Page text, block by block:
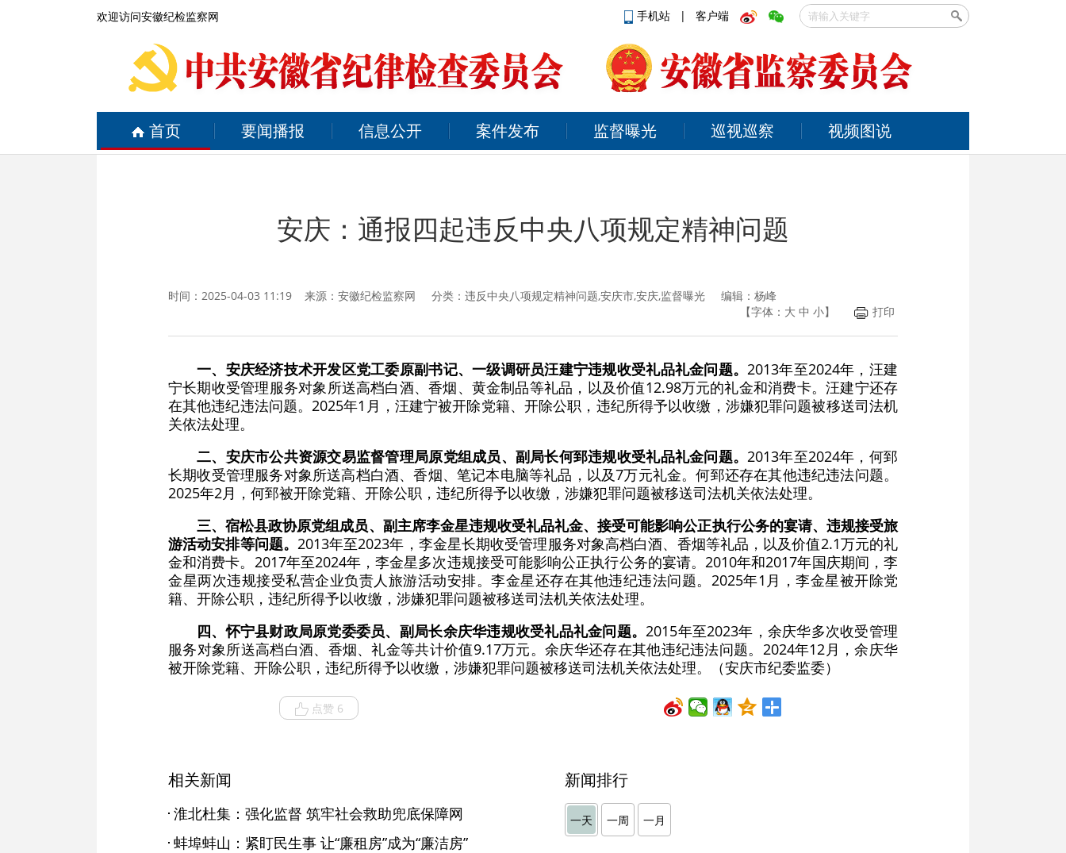
欢迎访问安徽纪检监察网 手机站 | 客户端
首页 要闻播报 信息公开 案件发布 监督曝光 巡视巡察 视频图说
安庆：通报四起违反中央八项规定精神问题
时间：2025-04-03 11:19 来源： 安徽纪检监察网 分类：违反中央八项规定精神问题,安庆市,安庆,监督曝光 编辑：杨峰
【字体： 大 中 小】 打印
一、安庆经济技术开发区党工委原副书记、一级调研员汪建宁违规收受礼品礼金问题。2013年至2024年，汪建
宁长期收受管理服务对象所送高档白酒、香烟、黄金制品等礼品，以及价值12.98万元的礼金和消费卡。汪建宁还存
在其他违纪违法问题。2025年1月，汪建宁被开除党籍、开除公职，违纪所得予以收缴，涉嫌犯罪问题被移送司法机
关依法处理。
二、安庆市公共资源交易监督管理局原党组成员、副局长何郅违规收受礼品礼金问题。2013年至2024年，何郅
长期收受管理服务对象所送高档白酒、香烟、笔记本电脑等礼品，以及7万元礼金。何郅还存在其他违纪违法问题。
2025年2月，何郅被开除党籍、开除公职，违纪所得予以收缴，涉嫌犯罪问题被移送司法机关依法处理。
三、宿松县政协原党组成员、副主席李金星违规收受礼品礼金、接受可能影响公正执行公务的宴请、违规接受旅
游活动安排等问题。 2013年至2023年，李金星长期收受管理服务对象高档白酒、香烟等礼品，以及价值2.1万元的礼
金和消费卡。2017年至2024年，李金星多次违规接受可能影响公正执行公务的宴请。2010年和2017年国庆期间，李
金星两次违规接受私营企业负责人旅游活动安排。李金星还存在其他违纪违法问题。2025年1月，李金星被开除党
籍、开除公职，违纪所得予以收缴，涉嫌犯罪问题被移送司法机关依法处理。
四、怀宁县财政局原党委委员、副局长余庆华违规收受礼品礼金问题。2015年至2023年，余庆华多次收受管理
服务对象所送高档白酒、香烟、礼金等共计价值9.17万元。余庆华还存在其他违纪违法问题。2024年12月，余庆华
被开除党籍、开除公职，违纪所得予以收缴，涉嫌犯罪问题被移送司法机关依法处理。（安庆市纪委监委）
点赞 6
相关新闻
淮北杜集：强化监督 筑牢社会救助兜底保障网
蚌埠蚌山：紧盯民生事 让“廉租房”成为“廉洁房”
新闻排行
一天 一周 一月